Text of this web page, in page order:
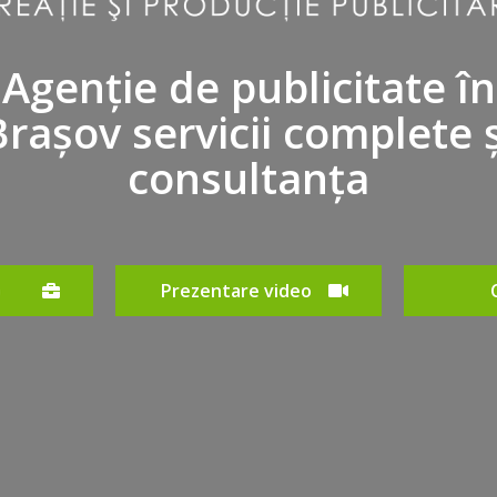
Agenție de publicitate în
servicii complete
consultanța
Prezentare video